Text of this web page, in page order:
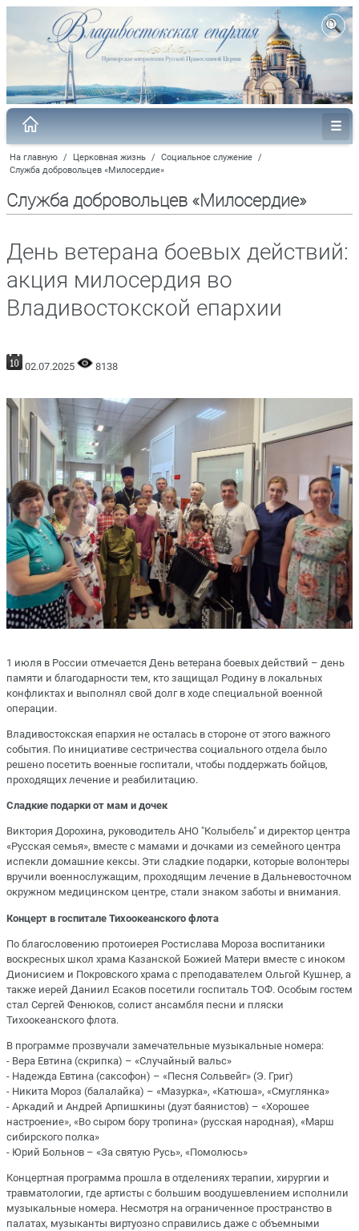
На главную / Церковная жизнь / Социальное служение /
Служба добровольцев «Милосердие»
Служба добровольцев «Милосердие»
День ветерана боевых действий:
акция милосердия во
Владивостокской епархии
02.07.2025 8138
1 июля в России отмечается День ветерана боевых действий – день
памяти и благодарности тем, кто защищал Родину в локальных
конфликтах и выполнял свой долг в ходе специальной военной
операции.
Владивостокская епархия не осталась в стороне от этого важного
события. По инициативе сестричества социального отдела было
решено посетить военные госпитали, чтобы поддержать бойцов,
проходящих лечение и реабилитацию.
Сладкие подарки от мам и дочек
Виктория Дорохина, руководитель АНО "Колыбель" и директор центра
«Русская семья», вместе с мамами и дочками из семейного центра
испекли домашние кексы. Эти сладкие подарки, которые волонтеры
вручили военнослужащим, проходящим лечение в Дальневосточном
окружном медицинском центре, стали знаком заботы и внимания.
Концерт в госпитале Тихоокеанского флота
По благословению протоиерея Ростислава Мороза воспитаники
воскресных школ храма Казанской Божией Матери вместе с иноком
Дионисием и Покровского храма с преподавателем Ольгой Кушнер, а
также иерей Даниил Есаков посетили госпиталь ТОФ. Особым гостем
стал Сергей Фенюков, солист ансамбля песни и пляски
Тихоокеанского флота.
В программе прозвучали замечательные музыкальные номера:
- Вера Евтина (скрипка) – «Случайный вальс»
- Надежда Евтина (саксофон) – «Песня Сольвейг» (Э. Григ)
- Никита Мороз (балалайка) – «Мазурка», «Катюша», «Смуглянка»
- Аркадий и Андрей Арпишкины (дуэт баянистов) – «Хорошее
настроение», «Во сыром бору тропина» (русская народная), «Марш
сибирского полка»
- Юрий Больнов – «За святую Русь», «Помолюсь»
Концертная программа прошла в отделениях терапии, хирургии и
травматологии, где артисты с большим воодушевлением исполнили
музыкальные номера. Несмотря на ограниченное пространство в
палатах, музыканты виртуозно справились даже с объемными